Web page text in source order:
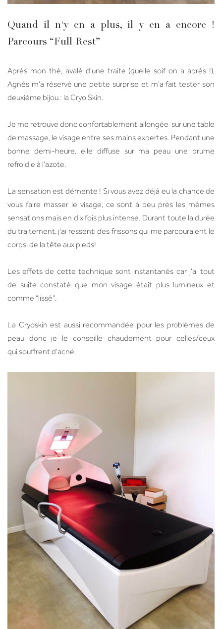
Quand il n'y en a plus, il y en a encore !
Parcours “Full Rest”
Après mon thé, avalé d’une traite (quelle soif on a après !),
Agnès m’a réservé une petite surprise et m’a fait tester son
deuxième bijou : la Cryo Skin.
Je me retrouve donc confortablement allongée sur une table
de massage, le visage entre ses mains expertes. Pendant une
bonne demi-heure, elle diffuse sur ma peau une brume
refroidie à l’azote.
La sensation est démente ! Si vous avez déjà eu la chance de
vous faire masser le visage, ce sont à peu près les mêmes
sensations mais en dix fois plus intense. Durant toute la durée
du traitement, j’ai ressenti des frissons qui me parcouraient le
corps, de la tête aux pieds!
Les effets de cette technique sont instantanés car j’ai tout
de suite constaté que mon visage était plus lumineux et
comme “lissé”.
La Cryoskin est aussi recommandée pour les problèmes de
peau donc je le conseille chaudement pour celles/ceux
qui souffrent d'acné.